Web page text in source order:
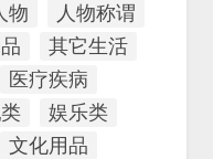
物
人物称谓
其它生活
医疗疾病
娱乐类
文化用品